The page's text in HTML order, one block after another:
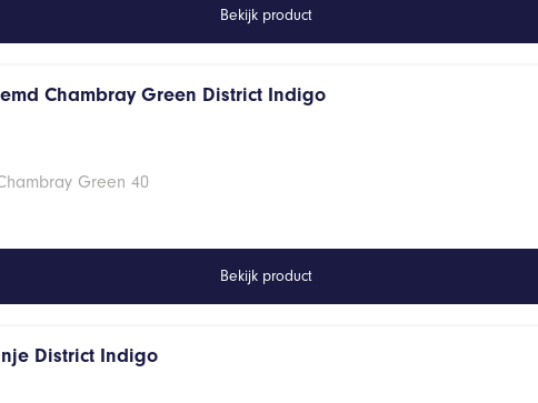
Bekijk product
Chambray Green District Indigo
Green 40
Bekijk product
District Indigo